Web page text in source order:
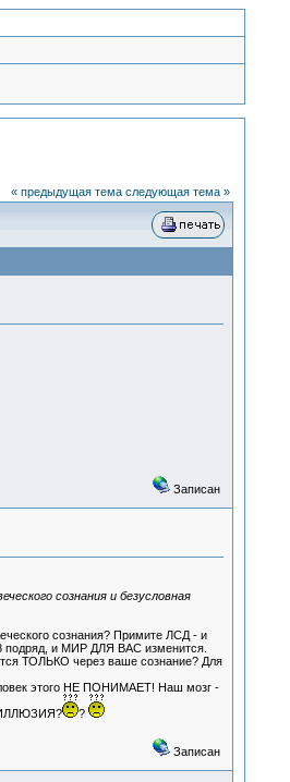
« предыдущая тема следующая тема »
Записан
сознания и безусловная
сознания? Примите ЛСД - и
подряд, и МИР ДЛЯ ВАС изменится.
ТОЛЬКО через ваше сознание? Для
этого НЕ ПОНИМАЕТ! Наш мозг -
ИЛЛЮЗИЯ?
?
Записан